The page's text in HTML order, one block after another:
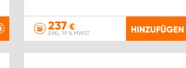
237€
EXKL. 19 % MWST. HINZUFÜGEN